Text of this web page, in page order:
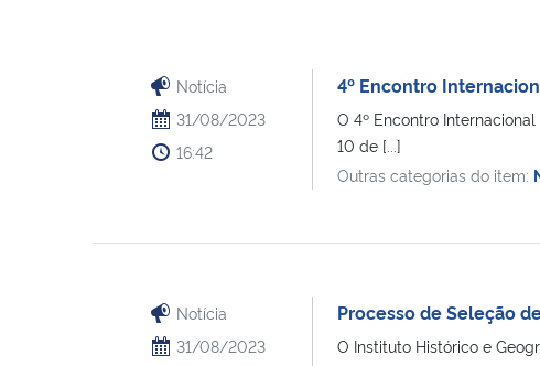
Notícia
31/08/2023
16:42
4º Encontro
O 4º Encontro
10 de [...]
Outras categorias do item:
Notícia
31/08/2023
Processo de Seleção
O Instituto Histórico e